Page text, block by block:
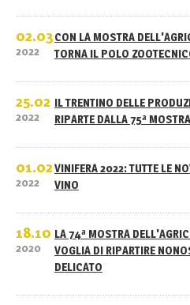
02.03
2022
CON LA MOSTRA
TORNA IL POLO
25.02
2022
IL TRENTINO DELLE
RIPARTE DALLA 75ª
01.02
2022
VINIFERA 2022: TUTTE LE
VINO
18.10
2020
LA 74ª MOSTRA
VOGLIA DI RIPARTIRE
DELICATO